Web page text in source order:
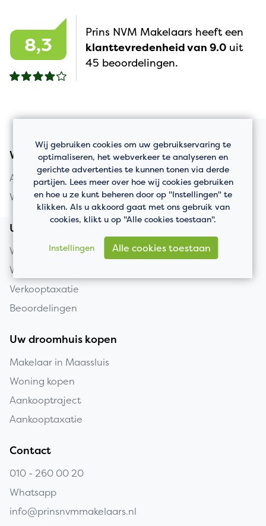
8,3
Prins NVM Makelaars heeft een
klanttevredenheid van 9.0 uit
45 beoordelingen.
Woningaanbod
Appartement kopen
Woning kopen
Uw huis verkopen
Woning verkopen
Wat is mijn huis waard?
Verkooptaxatie
Beoordelingen
Uw droomhuis kopen
Makelaar in Maassluis
Woning kopen
Aankooptraject
Aankooptaxatie
Contact
010 - 260 00 20
Whatsapp
info@prinsnvmmakelaars.nl
Wij gebruiken cookies om uw gebruikservaring te
optimaliseren, het webverkeer te analyseren en
gerichte advertenties te kunnen tonen via derde
partijen. Lees meer over hoe wij cookies gebruiken
en hoe u ze kunt beheren door op "Instellingen" te
klikken. Als u akkoord gaat met ons gebruik van
cookies, klikt u op "Alle cookies toestaan".
Instellingen Alle cookies toestaan